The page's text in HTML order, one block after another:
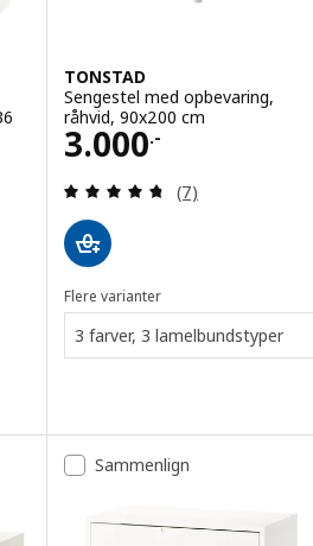
5 Stjerner. Anmeldelser i alt:
mørkegrå/brun
hvid/
mørkegrå/brun
TONSTAD
Sengestel med opbevaring,
råhvid, 90x200 cm
3.000.-
Pris 3000.-
Anmeld: 4.7 ud
(7)
Flere varianter
3 farver, 3 lamelbundstyper
Sammenlign